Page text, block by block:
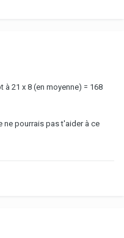
21 x 8 (en moyenne) = 168
ne pourrais pas t'aider à ce